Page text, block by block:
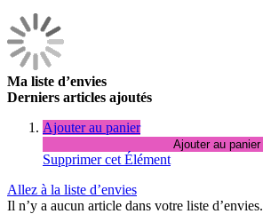
Ma liste d’envies
Derniers articles ajoutés
Ajouter au panier
Ajouter au panier
Supprimer cet Élément
Allez à la liste d’envies
Il n’y a aucun article dans votre liste d’envies.